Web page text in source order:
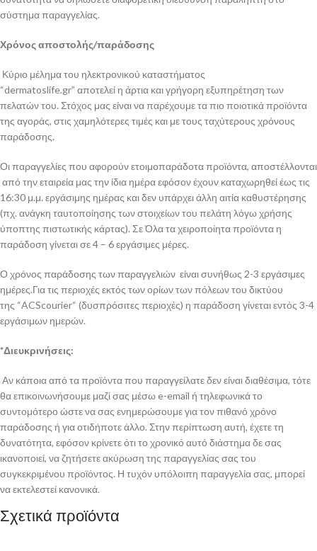
σύστημα παραγγελίας.
Χρόνος αποστολής/παράδοσης
Κύριο μέλημα του ηλεκτρονικού καταστήματος
“dermatoslife.gr” αποτελεί η άρτια και γρήγορη εξυπηρέτηση των
πελατών του. Στόχος μας είναι να παρέχουμε τα πιο ποιοτικά προϊόντα
της αγοράς, στις χαμηλότερες τιμές και με τους ταχύτερους χρόνους
παράδοσης.
Οι παραγγελίες που αφορούν ετοιμοπαράδοτα προϊόντα, αποστέλλονται
από την εταιρεία μας την ίδια ημέρα εφόσον έχουν καταχωρηθεί έως τις
16:30 μ.μ. εργάσιμης ημέρας και δεν υπάρχει άλλη αιτία καθυστέρησης
(πχ. ανάγκη ταυτοποίησης των στοιχείων του πελάτη λόγω χρήσης
ύποπτης πιστωτικής κάρτας). Σε Όλα τα χειροποίητα προϊόντα η
παράδοση γίνεται σε 4 – 6 εργάσιμες μέρες.
Ο χρόνος παράδοσης των παραγγελιών είναι συνήθως 2-3 εργάσιμες
ημέρες.Για τις περιοχές εκτός των ορίων των πόλεων του δικτύου
της “ACScourier“ (δυσπρόσιτες περιοχές) η παράδοση γίνεται εντός 3-4
εργάσιμων ημερών.
*Διευκρινήσεις:
Αν κάποια από τα προϊόντα που παραγγείλατε δεν είναι διαθέσιμα, τότε
θα επικοινωνήσουμε μαζί σας μέσω e-email ή τηλεφωνικά το
συντομότερο ώστε να σας ενημερώσουμε για τον πιθανό χρόνο
παράδοσης ή για οτιδήποτε άλλο. Στην περίπτωση αυτή, έχετε τη
δυνατότητα, εφόσον κρίνετε ότι το χρονικό αυτό διάστημα δε σας
ικανοποιεί, να ζητήσετε ακύρωση της παραγγελίας σας του
συγκεκριμένου προϊόντος. Η τυχόν υπόλοιπη παραγγελία σας, μπορεί
να εκτελεστεί κανονικά.
Σχετικά προϊόντα